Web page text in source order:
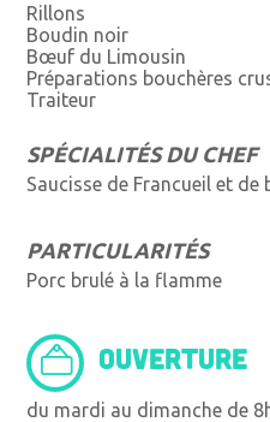
Rillons
Boudin noir
Bœuf du Limousin
Préparations bouchères
Traiteur
SPÉCIALITÉS DU CHEF
Saucisse de Francueil et
PARTICULARITÉS
Porc brulé à la flamme
OUVERTURE
du mardi au dimanche de